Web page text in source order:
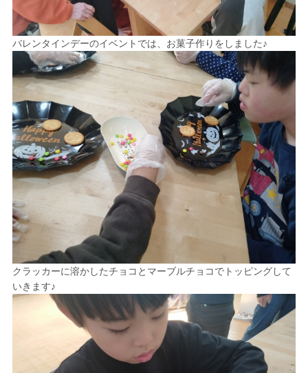
バレンタインデーのイベントでは、お菓子作りをしました♪
クラッカーに溶かしたチョコとマーブルチョコでトッピングして
いきます♪